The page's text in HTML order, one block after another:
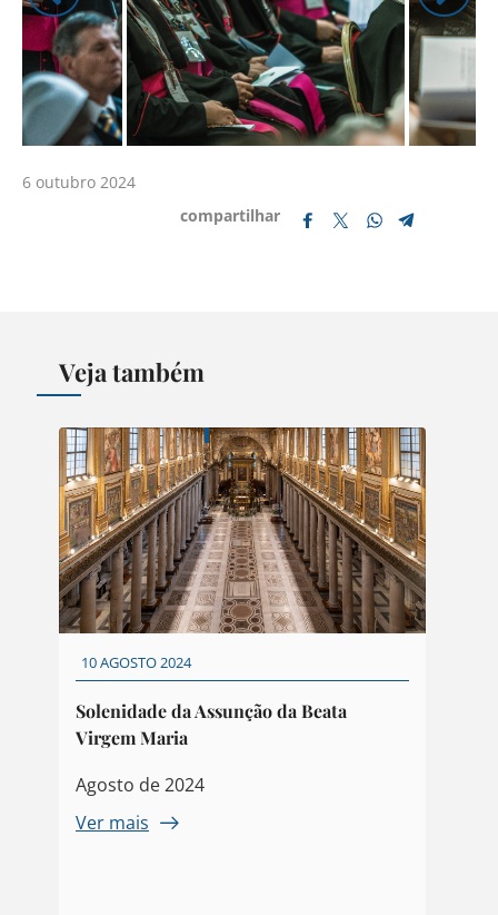
6 outubro 2024
compartilhar
Veja também
10 AGOSTO 2024
Solenidade da Assunção da Beata
Virgem Maria
Agosto de 2024
Ver mais